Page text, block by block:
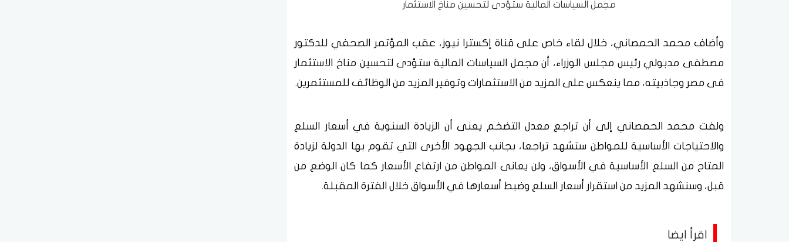
مجمل السياسات المالية ستؤدى لتحسين مناخ الاستثمار
وأضاف محمد الحمصاني، خلال لقاء خاص على قناة إكسترا نيوز، عقب المؤتمر الصحفي للدكتور
مصطفى مدبولي رئيس مجلس الوزراء، أن مجمل السياسات المالية ستؤدى لتحسين مناخ الاستثمار
فى مصر وجاذبيته، مما ينعكس على المزيد من الاستثمارات وتوفير المزيد من الوظائف للمستثمرين.
ولفت محمد الحمصاني إلى أن تراجع معدل التضخم يعنى أن الزيادة السنوية في أسعار السلع
والاحتياجات الأساسية للمواطن ستشهد تراجعا، بجانب الجهود الأخرى التي تقوم بها الدولة لزيادة
المتاح من السلع الأساسية في الأسواق، ولن يعانى المواطن من ارتفاع الأسعار كما كان الوضع من
قبل، وسنشهد المزيد من استقرار أسعار السلع وضبط أسعارها في الأسواق خلال الفترة المقبلة.
اقرأ ايضا